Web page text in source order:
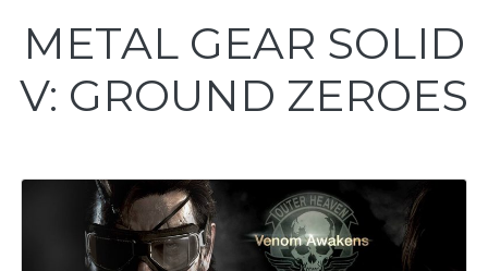
METAL GEAR SOLID
V: GROUND ZEROES